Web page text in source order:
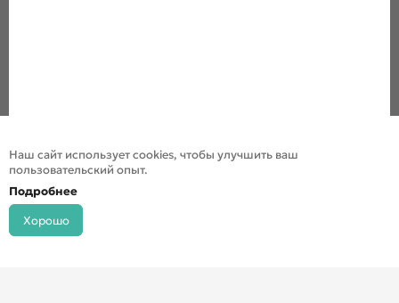
Наш сайт использует cookies, чтобы улучшить ваш
пользовательский опыт.
Подробнее
Хорошо